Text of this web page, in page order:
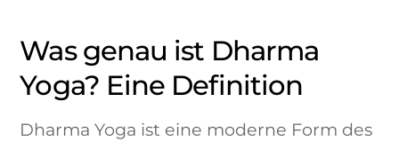
Was genau ist Dharma
Yoga? Eine Definition
Dharma Yoga ist eine moderne Form des